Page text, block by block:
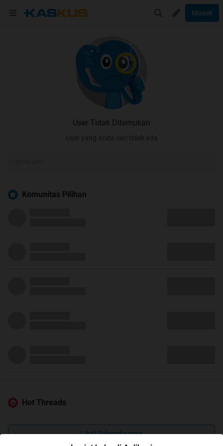
Masuk
User Tidak Ditemukan
User yang Anda cari tidak ada
Komunitas Pilihan
Hot Threads
Lihat Selengkapnya